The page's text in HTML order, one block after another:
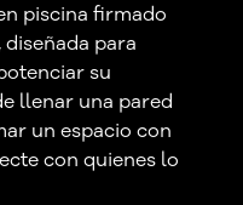
piscina firmado
para
su
llenar una pared
un espacio con
con quienes lo